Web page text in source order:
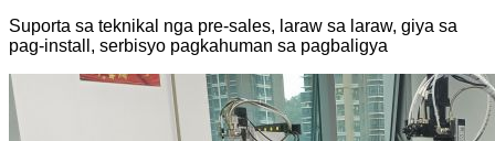
Suporta sa teknikal nga pre-sales, laraw sa laraw, giya sa
pag-install, serbisyo pagkahuman sa pagbaligya